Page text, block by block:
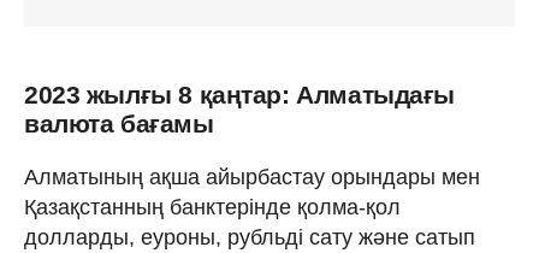
2023 жылғы 8 қаңтар: Алматыдағы
валюта бағамы
Алматының ақша айырбастау орындары мен
Қазақстанның банктерінде қолма-қол
долларды, еуроны, рубльді сату және сатып